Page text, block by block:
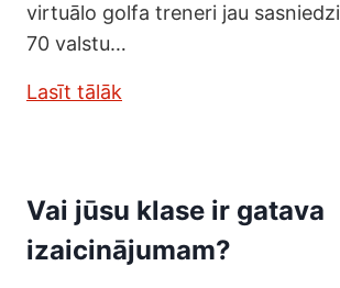
virtuālo golfa treneri jau
70 valstu…
Lasīt tālāk
Vai jūsu klase ir gatava
izaicinājumam?